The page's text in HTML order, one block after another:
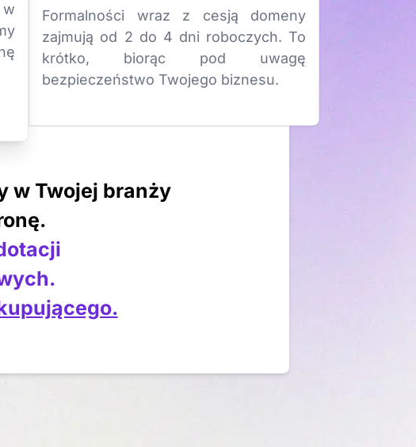
w
Formalności wraz z cesją domeny
zajmują od 2 do 4 dni roboczych. To
krótko, biorąc pod uwagę
bezpieczeństwo Twojego biznesu.
w Twojej branży